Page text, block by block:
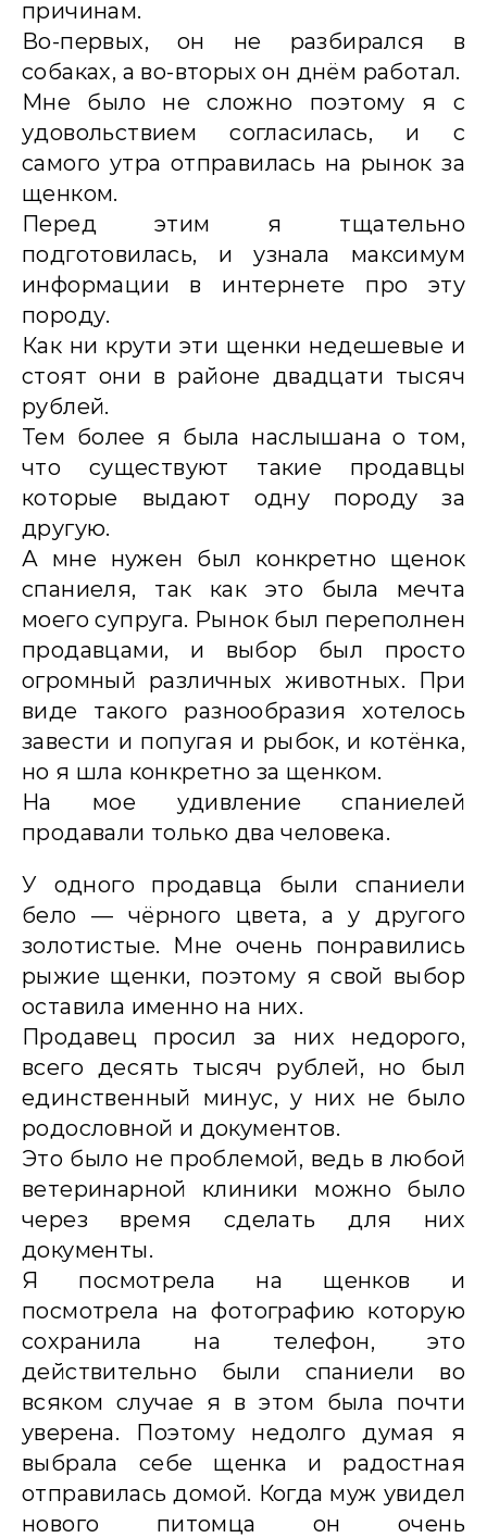
причинам.
Во-первых, он не разбирался в
собаках, а во-вторых он днём работал.
Мне было не сложно поэтому я с
удовольствием согласилась, и с
самого утра отправилась на рынок за
щенком.
Перед этим я тщательно
подготовилась, и узнала максимум
информации в интернете про эту
породу.
Как ни крути эти щенки недешевые и
стоят они в районе двадцати тысяч
рублей.
Тем более я была наслышана о том,
что существуют такие продавцы
которые выдают одну породу за
другую.
А мне нужен был конкретно щенок
спаниеля, так как это была мечта
моего супруга. Рынок был переполнен
продавцами, и выбор был просто
огромный различных животных. При
виде такого разнообразия хотелось
завести и попугая и рыбок, и котёнка,
но я шла конкретно за щенком.
На мое удивление спаниелей
продавали только два человека.
У одного продавца были спаниели
бело — чёрного цвета, а у другого
золотистые. Мне очень понравились
рыжие щенки, поэтому я свой выбор
оставила именно на них.
Продавец просил за них недорого,
всего десять тысяч рублей, но был
единственный минус, у них не было
родословной и документов.
Это было не проблемой, ведь в любой
ветеринарной клиники можно было
через время сделать для них
документы.
Я посмотрела на щенков и
посмотрела на фотографию которую
сохранила на телефон, это
действительно были спаниели во
всяком случае я в этом была почти
уверена. Поэтому недолго думая я
выбрала себе щенка и радостная
отправилась домой. Когда муж увидел
нового питомца он очень